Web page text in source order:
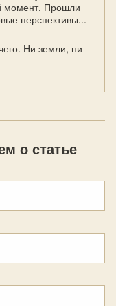
момент. Прошли
перспективы...
Ни земли, ни
о статье